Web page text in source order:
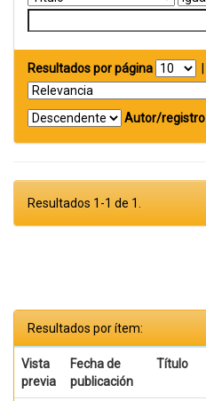
Resultados por página
Autor/registro
Resultados 1-1 de 1.
Resultados por ítem:
Vista
previa
Fecha de
publicación
Título